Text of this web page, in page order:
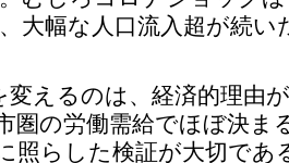
大幅な人口流入超が続
変えるのは、経済的理由
圏の労働需給でほぼ決ま
照らした検証が大切であ